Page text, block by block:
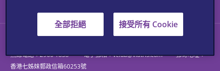
條款及細則 使用條款 私隱聲明
熱線電話：2960 1838 電子郵箱：vclub@viatris.com
郵寄地址：
香港七姊妹郵政信箱60253號
全部拒絕 接受所有 Cookie